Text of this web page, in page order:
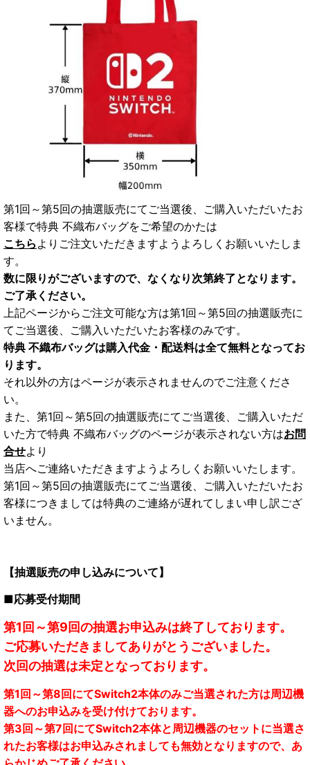
第1回～第5回の抽選販売にてご当選後、ご購入いただいたお
客様で特典 不織布バッグをご希望のかたは
こちら よりご注文いただきますようよろしくお願いいたしま
す。
数に限りがございますので、なくなり次第終了となります。
ご了承ください。
上記ページからご注文可能な方は第1回～第5回の抽選販売に
てご当選後、ご購入いただいたお客様のみです。
特典 不織布バッグは購入代金・配送料は全て無料となってお
ります。
それ以外の方はページが表示されませんのでご注意くださ
い。
また、第1回～第5回の抽選販売にてご当選後、ご購入いただ
いた方で特典 不織布バッグのページが表示されない方はお問
合せより
当店へご連絡いただきますようよろしくお願いいたします。
第1回～第5回の抽選販売にてご当選後、ご購入いただいたお
客様につきましては特典のご連絡が遅れてしまい申し訳ござ
いません。
【抽選販売の申し込みについて】
■応募受付期間
第1回～第9回の抽選お申込みは終了しております。
ご応募いただきましてありがとうございました。
次回の抽選は未定となっております。
第1回～第8回にてSwitch2本体のみご当選された方は周辺機
器へのお申込みを受け付けております。
第3回～第7回にてSwitch2本体と周辺機器のセットに当選さ
れたお客様はお申込みされましても無効となりますので、あ